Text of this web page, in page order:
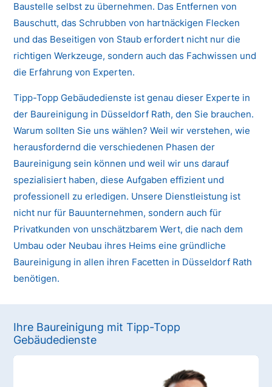
Baustelle selbst zu übernehmen. Das Entfernen von
Bauschutt, das Schrubben von hartnäckigen Flecken
und das Beseitigen von Staub erfordert nicht nur die
richtigen Werkzeuge, sondern auch das Fachwissen und
die Erfahrung von Experten.
Tipp-Topp Gebäudedienste ist genau dieser Experte in
der Baureinigung in Düsseldorf Rath, den Sie brauchen.
Warum sollten Sie uns wählen? Weil wir verstehen, wie
herausfordernd die verschiedenen Phasen der
Baureinigung sein können und weil wir uns darauf
spezialisiert haben, diese Aufgaben effizient und
professionell zu erledigen. Unsere Dienstleistung ist
nicht nur für Bauunternehmen, sondern auch für
Privatkunden von unschätzbarem Wert, die nach dem
Umbau oder Neubau ihres Heims eine gründliche
Baureinigung in allen ihren Facetten in Düsseldorf Rath
benötigen.
Ihre Baureinigung mit Tipp-Topp
Gebäudedienste